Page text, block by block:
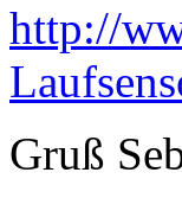
http://
Gruß